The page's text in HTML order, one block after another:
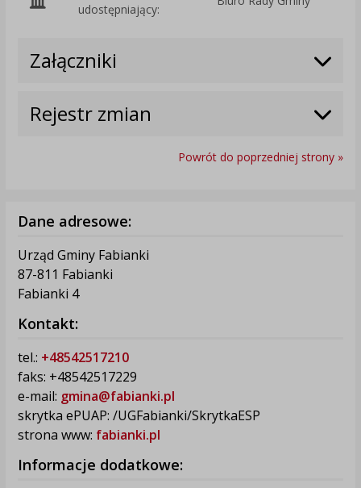
udostępniający:
Załączniki
Rejestr zmian
Powrót do poprzedniej strony »
Dane adresowe:
Urząd Gminy Fabianki
87-811 Fabianki
Fabianki 4
Kontakt:
tel.: +48542517210
faks: +48542517229
e-mail: gmina@fabianki.pl
skrytka ePUAP: /UGFabianki/SkrytkaESP
strona www: fabianki.pl
Informacje dodatkowe: